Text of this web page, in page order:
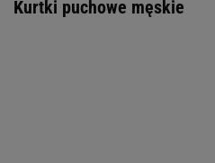
Kurtki puchowe męskie